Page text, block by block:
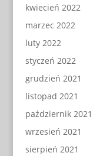
kwiecień 2022
marzec 2022
luty 2022
styczeń 2022
grudzień 2021
listopad 2021
październik 2021
wrzesień 2021
sierpień 2021